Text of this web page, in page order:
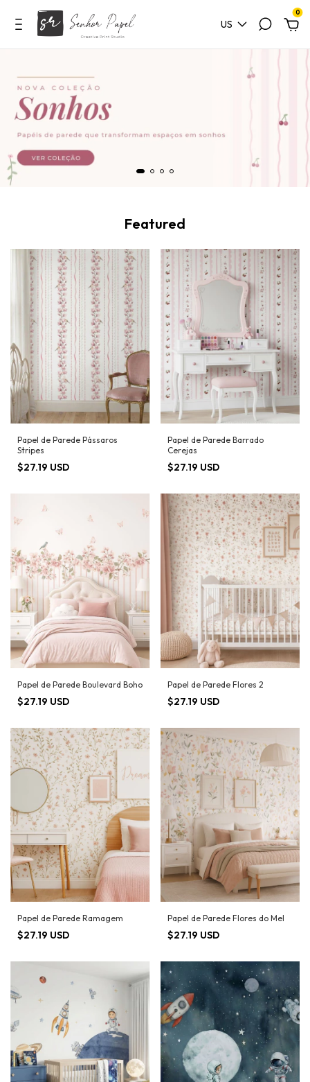
US
0
Featured
Papel de Parede Pássaros
Stripes
$27.19 USD
Papel de Parede Barrado
Cerejas
$27.19 USD
Papel de Parede Boulevard Boho
$27.19 USD
Papel de Parede Flores 2
$27.19 USD
Papel de Parede Ramagem
$27.19 USD
Papel de Parede Flores do Mel
$27.19 USD